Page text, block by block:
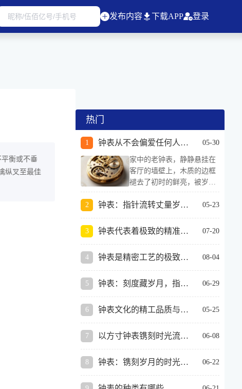
发布内容 下载APP 登录
衡或不垂
纵叉至最佳
热门
钟表从不会偏爱任何人，它的公平，藏在每一声滴答里 05-30
家中的老钟表，静静悬挂在
客厅的墙壁上，木质的边框
褪去了初时的鲜亮，被岁月
打磨得温润古朴，深浅不一
的纹路里，藏着数不尽的晨
昏与昼夜。它没有电子钟的
明亮荧光，没有智能钟表的
转，伴着清脆的滴答声，把
平淡的日子细细丈量。 幼时
的我，总爱
钟表：指针流转丈量岁月长河 05-23
钟表代表着极致的精准与自律 07-20
钟表是精密工艺的极致体现 08-04
钟表：刻度藏岁月，指针渡人间 06-29
钟表文化的精工品质与时光美学 05-25
以方寸钟表镌刻时光流转，用恒久刻度沉淀岁月从容人生 06-08
钟表：镌刻岁月的时光器物 06-22